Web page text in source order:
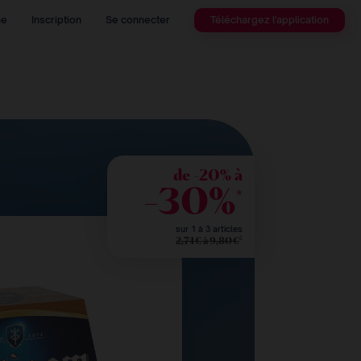
Inscription Se connecter Téléchargez l'application
de -20% à
-30%*
sur 1 à 3 articles
2,74€ à 9,80€*